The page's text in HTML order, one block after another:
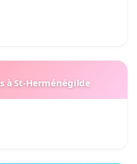
à St-Herménégilde